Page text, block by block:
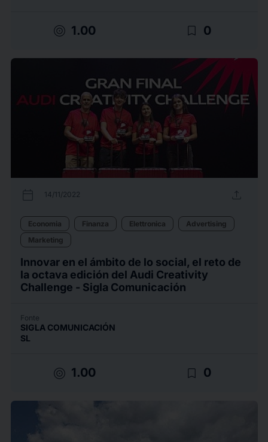
target 1.00 bookmark_border 0
calendar_today 14/11/2022 upload
Economia Finanza Elettronica
Advertising
Marketing
Innovar en el ámbito de lo social, el reto de
la octava edición del Audi Creativity
Challenge - Sigla Comunicación
Fonte
SIGLA COMUNICACIÓN
SL
target 1.00 bookmark_border 0